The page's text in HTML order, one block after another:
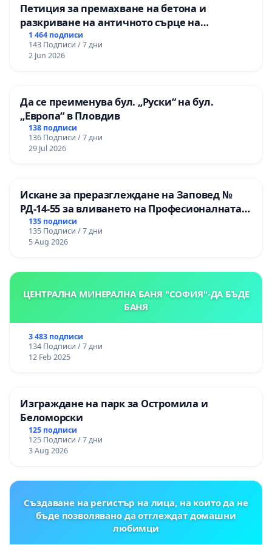
Петиция за премахване на бетона и
разкриване на античното сърце на
Могиланската могила във Враца
1 464 подписи
143 Подписи / 7 дни
2 Jun 2026
Да се преименува бул. „Руски“ на бул.
„Европа“ в Пловдив
138 подписи
136 Подписи / 7 дни
29 Jul 2026
Искане за преразглеждане на Заповед №
РД-14-55 за вливането на Професионалната
гимназия по промишлени технологии в
Професионалната гимназия по икономика и
мениджмънт – гр. Пазарджик
135 подписи
135 Подписи / 7 дни
5 Aug 2026
ЦЕНТРАЛНА МИНЕРАЛНА БАНЯ "СОФИЯ"-ДА БЪДЕ
БАНЯ
3 483 подписи
134 Подписи / 7 дни
12 Feb 2025
Изграждане на парк за Остромила и
Беломорски
125 подписи
125 Подписи / 7 дни
3 Aug 2026
Създаване на регистър на лица, на които да не
бъде позволявано да отглеждат домашни
любимци